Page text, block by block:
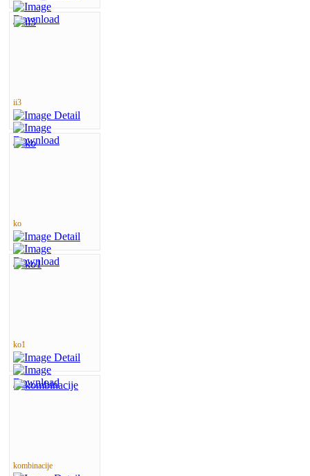
ii3
ko
ko1
kombinacije